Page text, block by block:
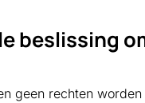
beslissing
geen rechten